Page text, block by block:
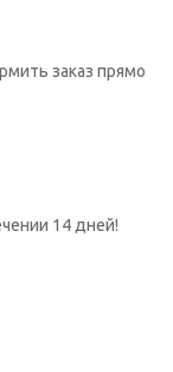
заказ прямо
14 дней!